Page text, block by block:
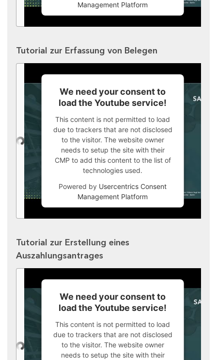
Management Platform
Tutorial zur Erfassung von Belegen
We need your consent to
load the Youtube service!
This content is not permitted to load
due to trackers that are not disclosed
to the visitor. The website owner
needs to setup the site with their
CMP to add this content to the list of
technologies used.
Powered by Usercentrics Consent
Management Platform
Tutorial zur Erstellung eines
Auszahlungsantrages
We need your consent to
load the Youtube service!
This content is not permitted to load
due to trackers that are not disclosed
to the visitor. The website owner
needs to setup the site with their